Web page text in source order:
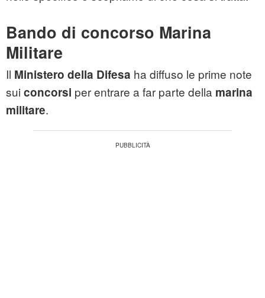
Bando di concorso Marina
Militare
Il Ministero della Difesa ha diffuso le prime note
sui concorsi per entrare a far parte della marina
militare.